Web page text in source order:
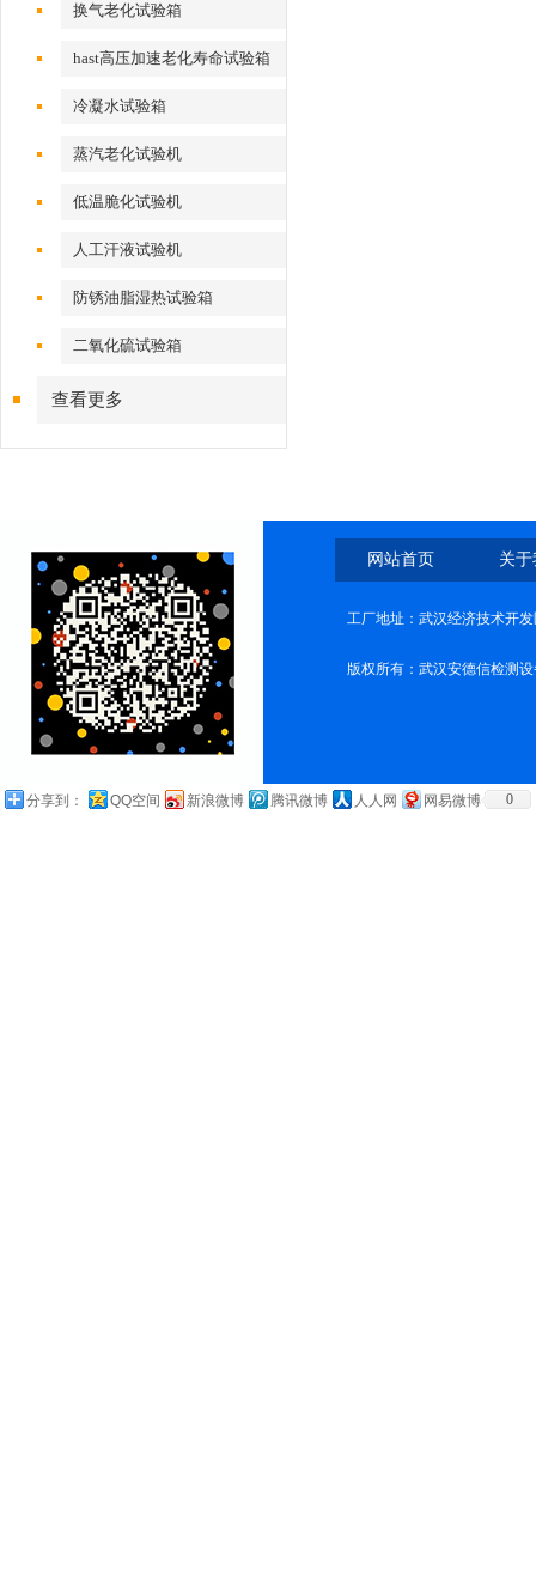
换气老化试验箱
hast高压加速老化寿命试验箱
冷凝水试验箱
蒸汽老化试验机
低温脆化试验机
人工汗液试验机
防锈油脂湿热试验箱
二氧化硫试验箱
查看更多
网站首页 关
工厂地址：武汉经济技术开
版权所有：武汉安德信检测
分享到： QQ空间 新浪微博 腾讯微博 人人网 网易微博 0